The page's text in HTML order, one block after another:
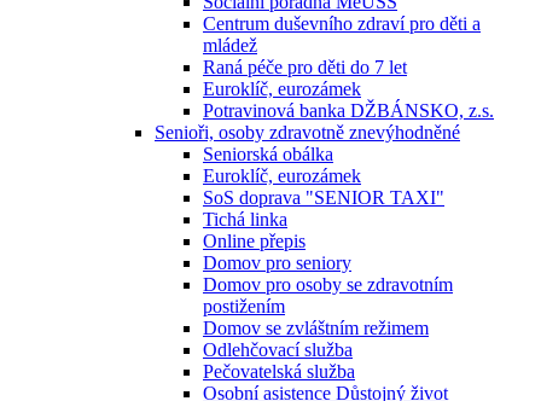
Centrum duševního zdraví pro děti a
mládež
Raná péče pro děti do 7 let
Euroklíč, eurozámek
Potravinová banka DŽBÁNSKO, z.s.
Senioři, osoby zdravotně znevýhodněné
Seniorská obálka
Euroklíč, eurozámek
SoS doprava "SENIOR TAXI"
Tichá linka
Online přepis
Domov pro seniory
Domov pro osoby se zdravotním
postižením
Domov se zvláštním režimem
Odlehčovací služba
Pečovatelská služba
Osobní asistence Důstojný život